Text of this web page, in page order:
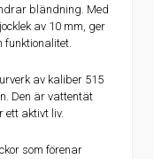
bländning. Med
av 10 mm, ger
funktionalitet.
av kaliber 515
Den är vattentät
ett aktivt liv.
som förenar